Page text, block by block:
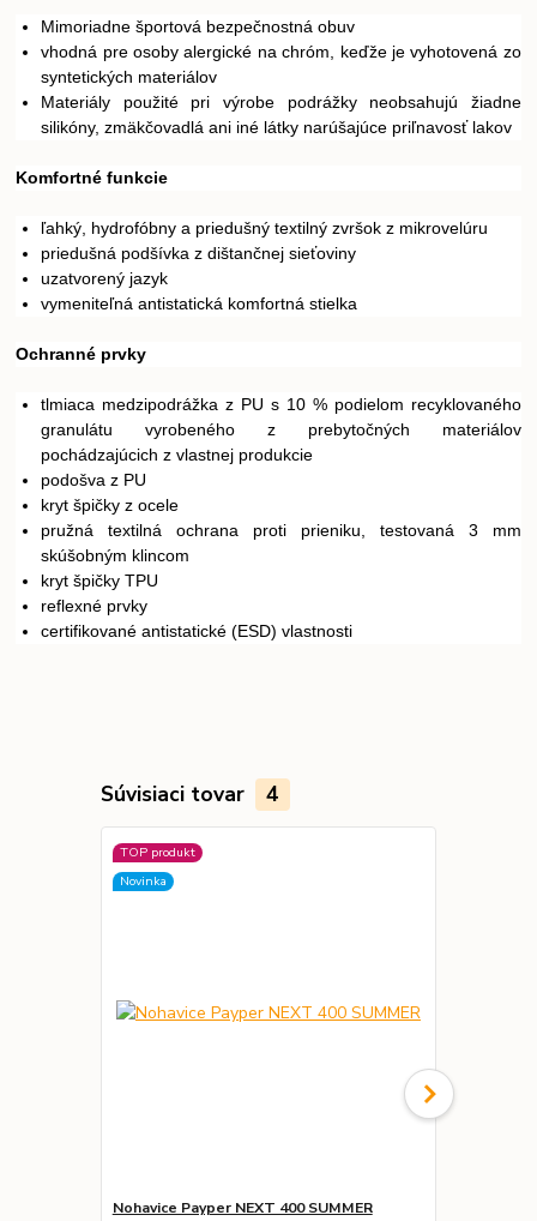
Mimoriadne športová bezpečnostná obuv
vhodná pre osoby alergické na chróm, keďže je vyhotovená zo
syntetických materiálov
Materiály použité pri výrobe podrážky neobsahujú žiadne
silikóny, zmäkčovadlá ani iné látky narúšajúce priľnavosť lakov
Komfortné funkcie
ľahký, hydrofóbny a priedušný textilný zvršok z mikrovelúru
priedušná podšívka z dištančnej sieťoviny
uzatvorený jazyk
vymeniteľná antistatická komfortná stielka
Ochranné prvky
tlmiaca medzipodrážka z PU s 10 % podielom recyklovaného
granulátu vyrobeného z prebytočných materiálov
pochádzajúcich z vlastnej produkcie
podošva z PU
kryt špičky z ocele
pružná textilná ochrana proti prieniku, testovaná 3 mm
skúšobným klincom
kryt špičky TPU
reflexné prvky
certifikované antistatické (ESD) vlastnosti
Súvisiaci tovar 4
TOP produkt
Novinka
Nohavice Payper NEXT 400 SUMMER